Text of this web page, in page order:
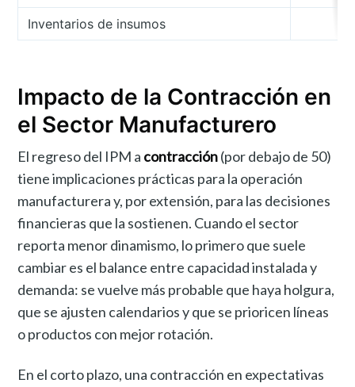
Inventarios de insumos
Impacto de la Contracción en
el Sector Manufacturero
El regreso del IPM a contracción(por debajo de 50)
tiene implicaciones prácticas para la operación
manufacturera y, por extensión, para las decisiones
financieras que la sostienen. Cuando el sector
reporta menor dinamismo, lo primero que suele
cambiar es el balance entre capacidad instalada y
demanda: se vuelve más probable que haya holgura,
que se ajusten calendarios y que se prioricen líneas
o productos con mejor rotación.
En el corto plazo, una contracción en expectativas